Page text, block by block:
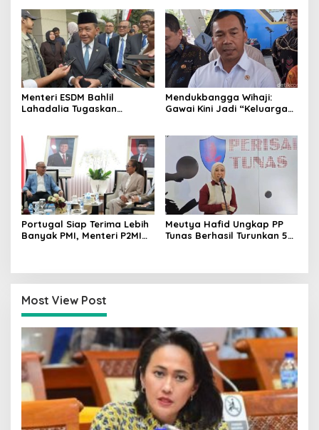
Industrialisasi
Menteri ESDM Bahlil
Lahadalia Tugaskan
Pengawasan Kualitas BBM
Mendukbangga Wihaji:
Gawai Kini Jadi “Keluarga
Portugal Siap Terima Lebih
Banyak PMI, Menteri P2MI
Meutya Hafid Ungkap PP
Tunas Berhasil Turunkan 5
Most View Post